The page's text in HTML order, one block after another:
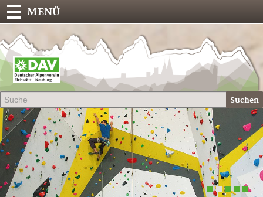
Suchen
MENÜ
1 2 3 4 5